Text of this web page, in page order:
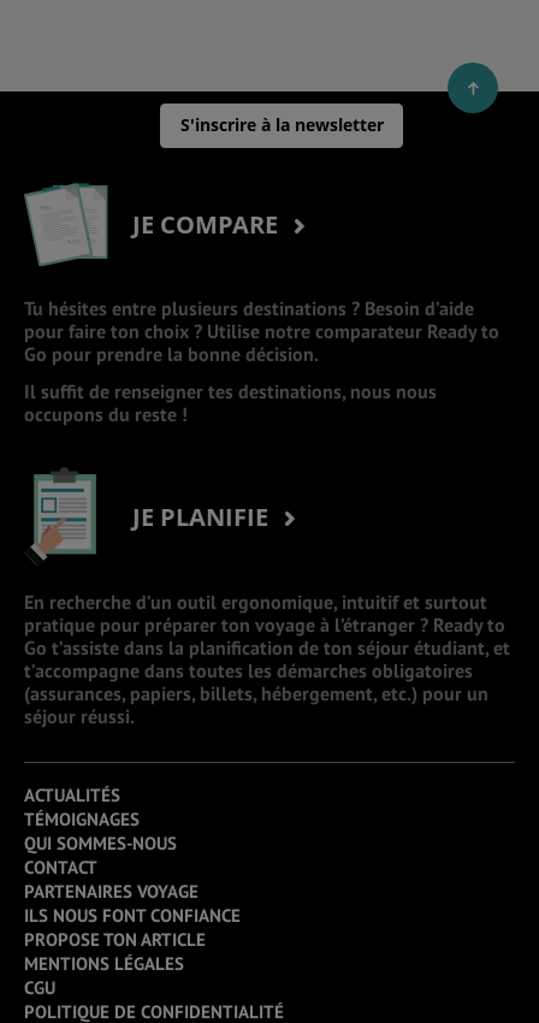
S'inscrire à la newsletter
JE COMPARE
Tu hésites entre plusieurs destinations ? Besoin d’aide
pour faire ton choix ? Utilise notre comparateur Ready to
Go pour prendre la bonne décision.
Il suffit de renseigner tes destinations, nous nous
occupons du reste !
JE PLANIFIE
En recherche d’un outil ergonomique, intuitif et surtout
pratique pour préparer ton voyage à l’étranger ? Ready to
Go t’assiste dans la planification de ton séjour étudiant, et
t’accompagne dans toutes les démarches obligatoires
(assurances, papiers, billets, hébergement, etc.) pour un
séjour réussi.
ACTUALITÉS
TÉMOIGNAGES
QUI SOMMES-NOUS
CONTACT
PARTENAIRES VOYAGE
ILS NOUS FONT CONFIANCE
PROPOSE TON ARTICLE
MENTIONS LÉGALES
CGU
POLITIQUE DE CONFIDENTIALITÉ